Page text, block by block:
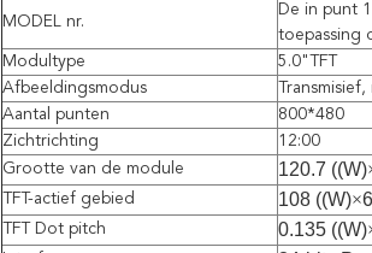
MODEL nr.
De in punt
toepassing
Modultype
5.0"TFT
Afbeeldingsmodus
Aantal punten
800*480
Zichtrichting
12:00
Grootte van de module
120.7 ((W)
TFT-actief gebied 108 ((W)×
TFT Dot pitch 0.135 ((W)